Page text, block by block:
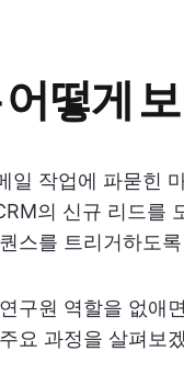
떻게
일 작업에 파묻힌
의 신규 리드를
스를 트리거하도
구원 역할을 없애
요 과정을 살펴보